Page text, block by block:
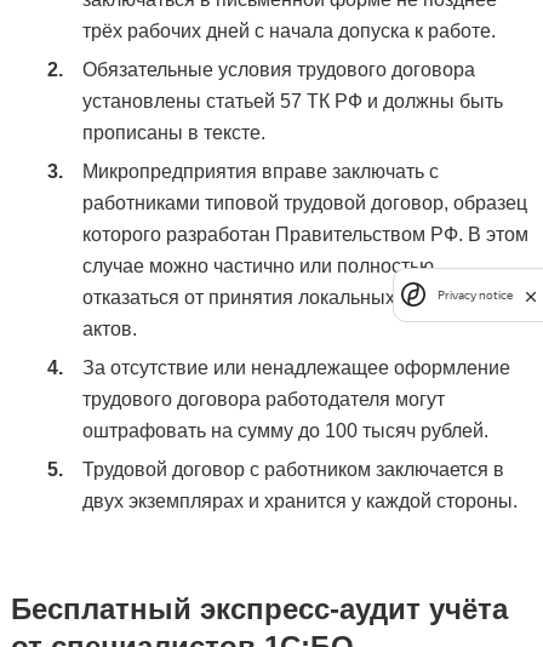
трёх рабочих дней с начала допуска к работе.
Обязательные условия трудового договора
установлены статьей 57 ТК РФ и должны быть
прописаны в тексте.
Микропредприятия вправе заключать с
работниками типовой трудовой договор, образец
которого разработан Правительством РФ. В этом
случае можно частично или полностью
отказаться от принятия локальных нормативных
актов.
За отсутствие или ненадлежащее оформление
трудового договора работодателя могут
оштрафовать на сумму до 100 тысяч рублей.
Трудовой договор с работником заключается в
двух экземплярах и хранится у каждой стороны.
Бесплатный экспресс-аудит учёта
Privacy notice